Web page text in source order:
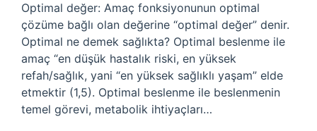
Optimal değer: Amaç fonksiyonunun optimal
çözüme bağlı olan değerine “optimal değer” denir.
Optimal ne demek sağlıkta? Optimal beslenme ile
amaç “en düşük hastalık riski, en yüksek
refah/sağlık, yani “en yüksek sağlıklı yaşam” elde
etmektir (1,5). Optimal beslenme ile beslenmenin
temel görevi, metabolik ihtiyaçları…